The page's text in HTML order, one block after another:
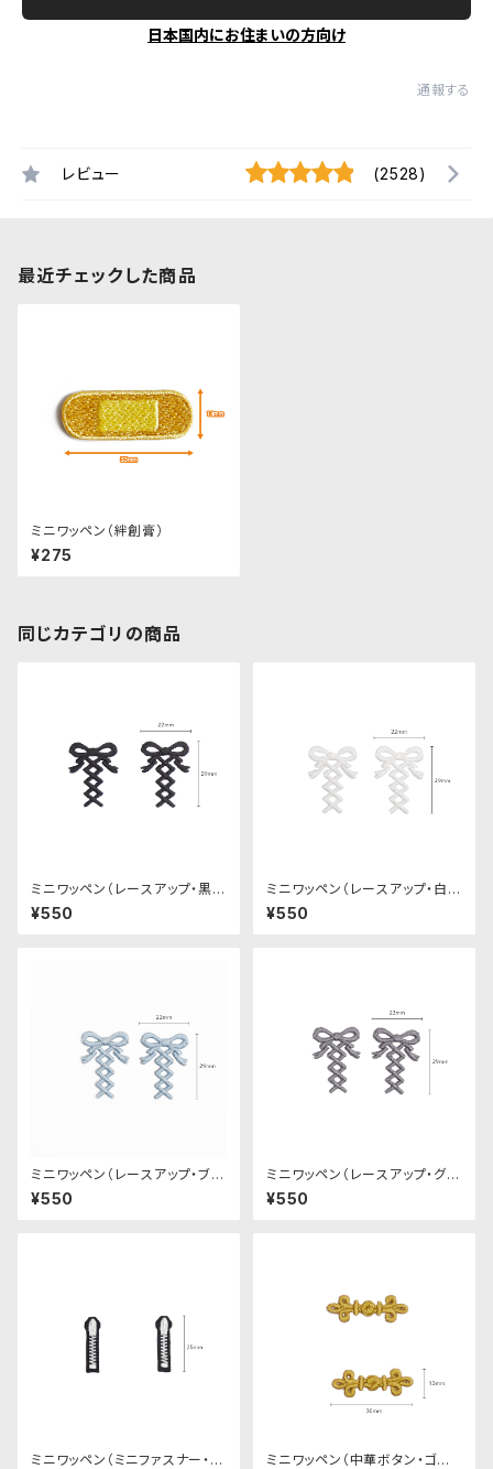
日本国内にお住まいの方向け
通報する
レビュー (2528)
最近チェックした商品
ミニワッペン（絆創膏）
¥275
同じカテゴリの商品
ミニワッペン（レースアップ・黒・
２個セット）
¥550
ミニワッペン（レースアップ・白・
２個セット）
¥550
ミニワッペン（レースアップ・ブル
ー・２個セット）
¥550
ミニワッペン（レースアップ・グレ
ー・２個セット）
¥550
ミニワッペン（ミニファスナー・
ミニワッペン（中華ボタン・ゴー